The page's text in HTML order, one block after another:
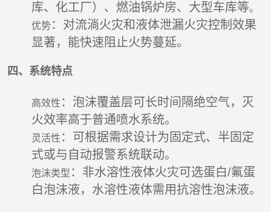
库、化工厂）、燃油锅炉房、大型车库等。
优势‌：对流淌火灾和液体泄漏火灾控制效果
显著，能快速阻止火势蔓延。
四、系统特点
高效性 ‌：泡沫覆盖层可长时间隔绝空气，灭
火效率高于普通喷水系统。
灵活性 ‌：可根据需求设计为固定式、半固定
式或与自动报警系统联动。
泡沫类型 ‌：非水溶性液体火灾可选蛋白/氟蛋
白泡沫液，水溶性液体需用抗溶性泡沫液。